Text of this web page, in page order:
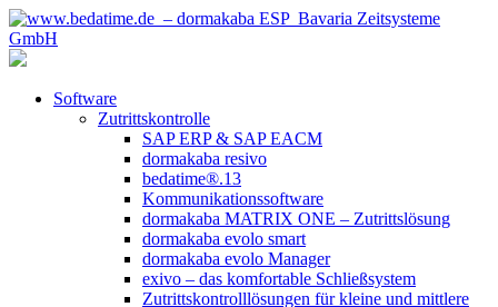
Software
Zutrittskontrolle
SAP ERP & SAP EACM
dormakaba resivo
bedatime®.13
Kommunikationssoftware
dormakaba MATRIX ONE – Zutrittslösung
dormakaba evolo smart
dormakaba evolo Manager
exivo – das komfortable Schließsystem
Zutrittskontrolllösungen für kleine und mittlere